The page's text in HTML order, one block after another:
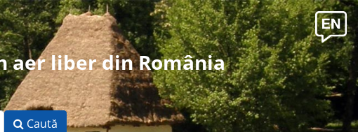
aer liber din România
Caută